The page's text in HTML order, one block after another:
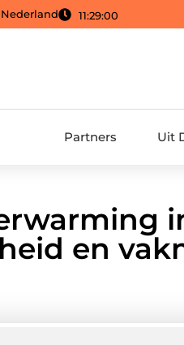
Nederland 11:29:02
Partners Uit
en